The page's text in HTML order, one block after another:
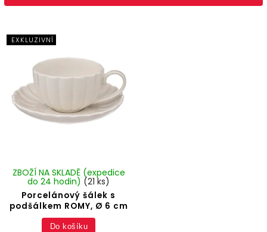
Abecedně
EXKLUZIVNÍ
Porcelánový šálek s
podšálkem ROMY, Ø 6 cm
ZBOŽÍ NA SKLADĚ (expedice
do 24 hodin) (21 ks)
Do košíku